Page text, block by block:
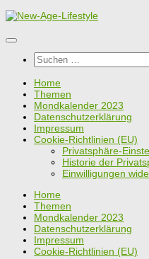
Zum
springen
Suchen
nach:
Home
Themen
Mondkalender 2023
Datenschutzerklärung
Impressum
Cookie-Richtlinien (EU)
Privatsphäre-
Historie der
Einwilligungen
Home
Themen
Mondkalender 2023
Datenschutzerklärung
Impressum
Cookie-Richtlinien (EU)